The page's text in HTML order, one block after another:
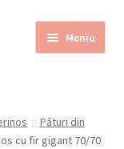
Meniu
Pături din
cu fir gigant 70/70